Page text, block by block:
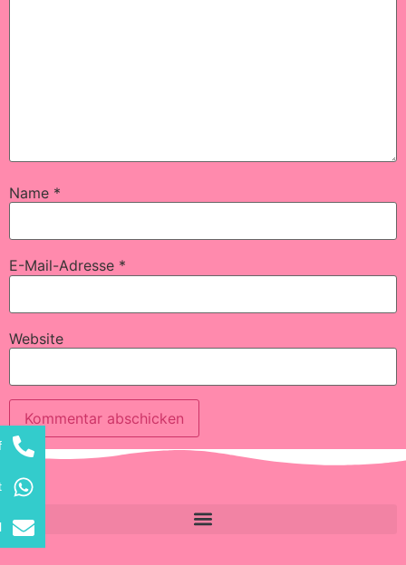
Name *
E-Mail-Adresse *
Website
Alternative: